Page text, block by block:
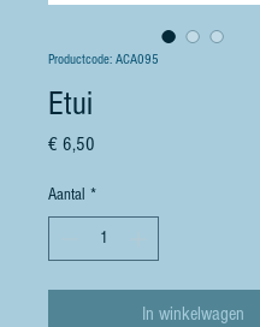
Productcode: ACA095
Etui
€ 6,50
Aantal *
In winkelwagen